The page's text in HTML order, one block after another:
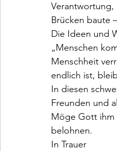
Brücken baute
Die Ideen und
„Menschen
Menschheit
endlich ist,
In diesen
Freunden und
Möge Gott ihm
belohnen.
In Trauer